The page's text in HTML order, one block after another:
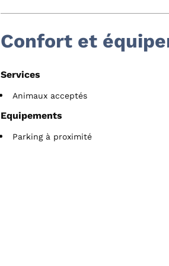
Confort et
Services
Animaux acceptés
Equipements
Parking à proximité